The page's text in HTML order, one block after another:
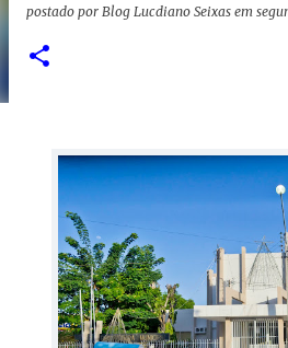
postado por Blog Lucdiano Seixas em